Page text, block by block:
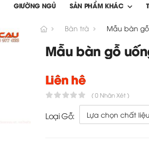
GIƯỜNG NGỦ SẢN PHẨM KHÁC
Bàn trà Mẫu bàn
Mẫu bàn gỗ
Liên hệ
( 0 Nhận Xét )
Loại Gỗ: